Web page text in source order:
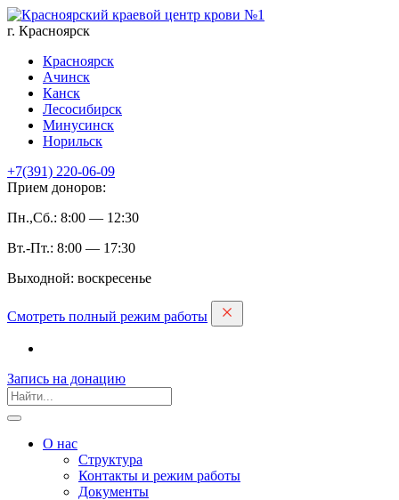
г. Красноярск
Красноярск
Ачинск
Канск
Лесосибирск
Минусинск
Норильск
+7(391) 220-06-09
Прием доноров:
Пн.,Сб.: 8:00 — 12:30
Вт.-Пт.: 8:00 — 17:30
Выходной: воскресенье
Смотреть полный режим работы
Запись на дoнацию
О нас
Структура
Контакты и режим работы
Документы